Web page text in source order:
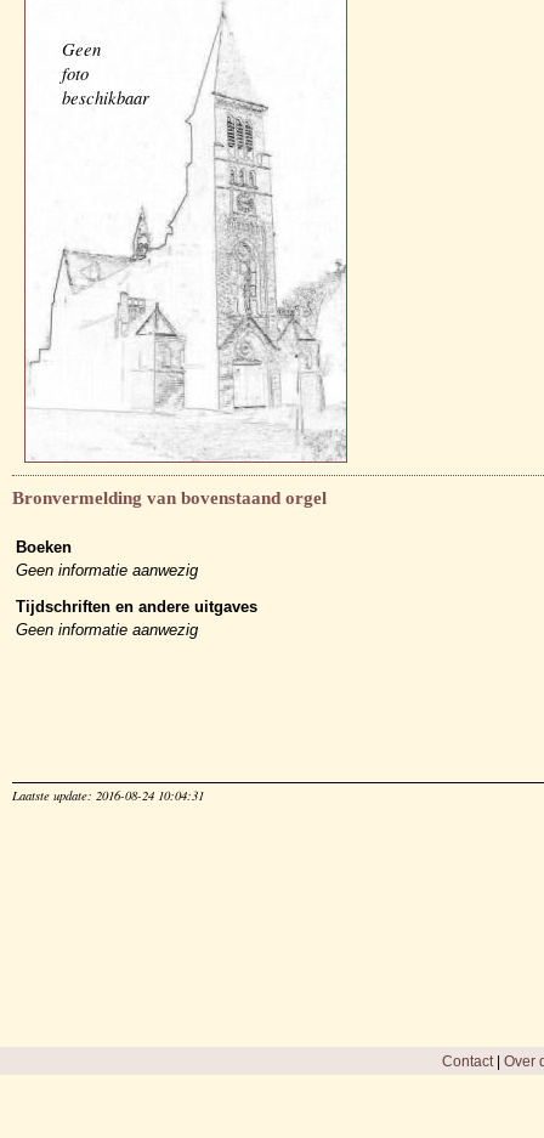
Geen
foto
beschikbaar
Bronvermelding van bovenstaand orgel
Boeken
Geen informatie aanwezig
Tijdschriften en andere uitgaves
Geen informatie aanwezig
Laatste update: 2016-08-24 10:04:31
Contact| Over